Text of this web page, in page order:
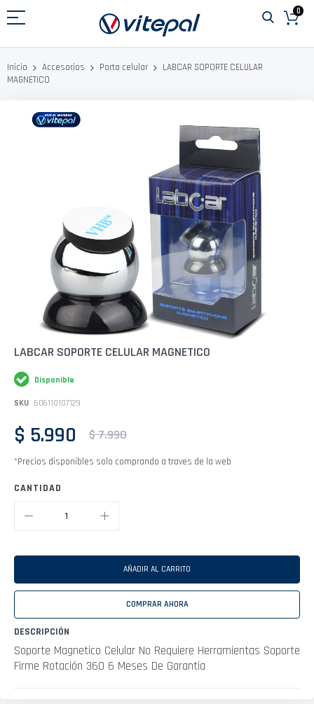
al
0
Inicio Accesorios Porta celular
LABCAR SOPORTE CELULAR
MAGNETICO
Saltar
comienzo
de
galería
imágenes
LABCAR SOPORTE CELULAR MAGNETICO
Disponible
SKU 606110107129
$ 5.990 $ 7.990
*Precios disponibles solo comprando a traves de la web
CANTIDAD
AÑADIR AL CARRITO
COMPRAR AHORA
DESCRIPCIÓN
Soporte Magnetico Celular No Requiere Herramientas Soporte
Firme Rotación 360 6 Meses De Garantia